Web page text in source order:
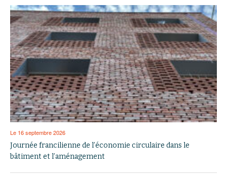
Le 16 septembre 2026
Journée francilienne de l’économie circulaire dans le
bâtiment et l’aménagement